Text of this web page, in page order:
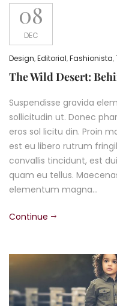
08
DEC
Design,Editorial,Fashionista,
The Wild Desert:
Suspendisse gravida
sollicitudin ut. Donec
eros sol licitu din. Proin
est eu libero rutrum
convallis tincidunt, est
quam eu tellus.
elementum magna…
Continue